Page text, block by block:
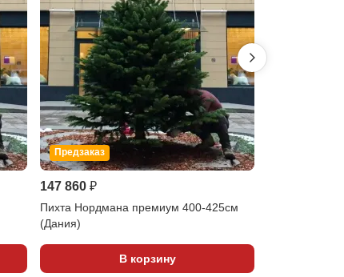
Предзаказ
147 860 ₽
Пихта Нордмана премиум 400-425см
(Дания)
В корзину